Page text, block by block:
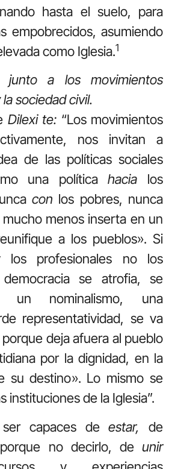
hasta el suelo, para
empobrecidos, asumiendo
como Iglesia.1
junto a los
movimientos
lasociedadcivil.
Dilexi te: “Los movimientos
nos invitan a
de las políticas sociales
una políticahacia los
con los pobres, nunca
menos inserta en un
a los pueblos». Si
los profesionales no los
se atrofia, se
un nominalismo, una
representatividad, se va
deja afuera al pueblo
por la dignidad, en la
su destino». Lo mismo se
instituciones de la Iglesia”.
ser capaces deestar,de
no decirlo, deunir